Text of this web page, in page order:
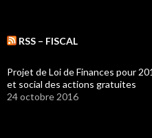
RSS – FISCAL
Projet de Loi de Finances pour
et social des actions gratuites
24 octobre 2016